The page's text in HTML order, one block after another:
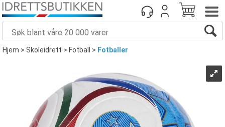
Hjem>Skoleidrett>Fotball > Fotballer